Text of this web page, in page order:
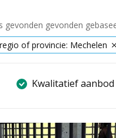
gevonden gevonden
of provincie: Mechelen
Kwalitatief